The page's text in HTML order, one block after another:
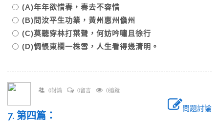
(A)年年欲惜春，春去不容惜
(B)問汝平生功業，黃州惠州儋州
(C)莫聽穿林打葉聲，何妨吟嘯且徐行
(D)惆悵東欄一株雪，人生看得幾清明。
0討論 0留言 0追蹤
問題討論
7. 第四篇：